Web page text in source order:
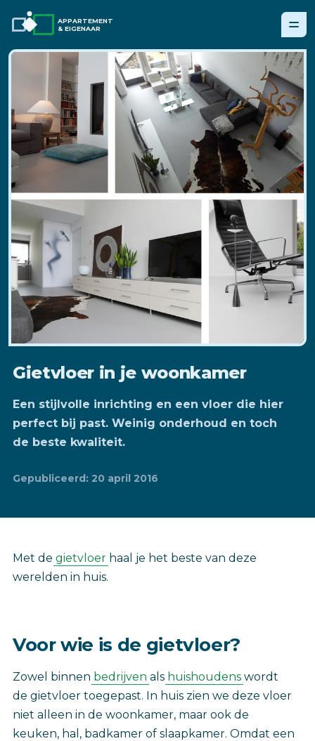
APPARTEMENT
& EIGENAAR
Gietvloer in je woonkamer
Een stijlvolle inrichting en een vloer die hier
perfect bij past. Weinig onderhoud en toch
de beste kwaliteit.
Gepubliceerd: 20 april 2016
Met de gietvloer haal je het beste van deze
werelden in huis.
Voor wie is de gietvloer?
Zowel binnen bedrijven als huishoudens wordt
de gietvloer toegepast. In huis zien we deze vloer
niet alleen in de woonkamer, maar ook de
keuken, hal, badkamer of slaapkamer. Omdat een